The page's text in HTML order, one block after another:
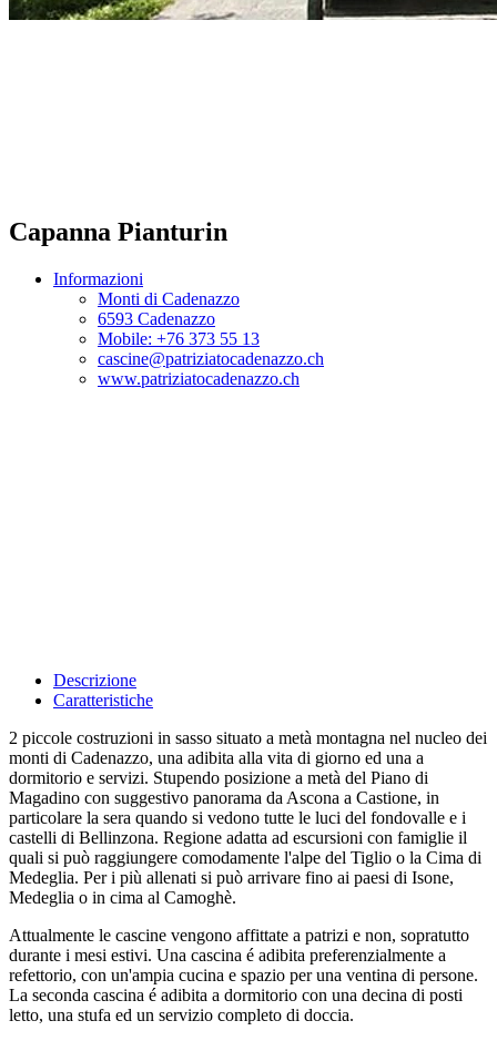
Capanna Pianturin
Informazioni
Monti di Cadenazzo
6593 Cadenazzo
Mobile: +76 373 55 13
cascine@patriziatocadenazzo.ch
www.patriziatocadenazzo.ch
Descrizione
Caratteristiche
2 piccole costruzioni in sasso situato a metà montagna nel nucleo dei
monti di Cadenazzo, una adibita alla vita di giorno ed una a
dormitorio e servizi. Stupendo posizione a metà del Piano di
Magadino con suggestivo panorama da Ascona a Castione, in
particolare la sera quando si vedono tutte le luci del fondovalle e i
castelli di Bellinzona. Regione adatta ad escursioni con famiglie il
quali si può raggiungere comodamente l'alpe del Tiglio o la Cima di
Medeglia. Per i più allenati si può arrivare fino ai paesi di Isone,
Medeglia o in cima al Camoghè.
Attualmente le cascine vengono affittate a patrizi e non, sopratutto
durante i mesi estivi. Una cascina é adibita preferenzialmente a
refettorio, con un'ampia cucina e spazio per una ventina di persone.
La seconda cascina é adibita a dormitorio con una decina di posti
letto, una stufa ed un servizio completo di doccia.